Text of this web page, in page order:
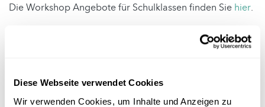
Diese Webseite verwendet Cookies
Wir verwenden Cookies, um Inhalte und Anzeigen zu
Die Workshop Angebote für Schulklassen finden Sie hier.
Infobox